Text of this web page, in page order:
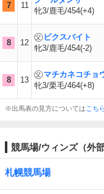
7 11
牝3/鹿毛/454(+4)
8 12
ビクスバイト
牝3/鹿毛/454(-2)
8 13
マチカネコチョ
牝3/栗毛/464(+8)
※出馬表の見方については こち
競馬場/ウィンズ（外部
札幌競馬場